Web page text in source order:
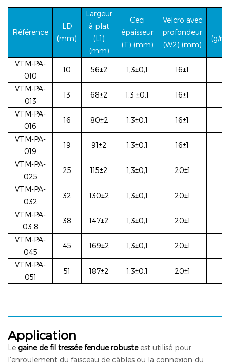
Référence
LD
(mm)
Largeur
à plat
(L1)
(mm)
Ceci
épaisseur
(T) (mm)
Velcro avec
profondeur
(W2) (mm)
(g/
VTM-PA-
010
10 56±2 1,3±0,1 16±1
VTM-PA-
013
13 68±2 1.3 ±0,1 16±1
VTM-PA-
016
16 80±2 1,3±0,1 16±1
VTM-PA-
019
19 91±2 1,3±0,1 16±1
VTM-PA-
025
25 115±2 1,3±0,1 20±1
VTM-PA-
032
32 130±2 1,3±0,1 20±1
VTM-PA-
03 8
38 147±2 1,3±0,1 20±1
VTM-PA-
045
45 169±2 1,3±0,1 20±1
VTM-PA-
051
51 187±2 1,3±0,1 20±1
Application
Le gaine de fil tressée fendue robuste est utilisé pour
l'enroulement du faisceau de câbles ou la connexion du